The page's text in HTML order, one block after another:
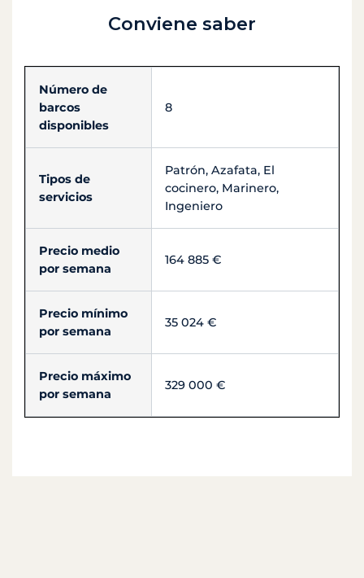
Conviene saber
Número de
barcos
disponibles
8
Tipos de
servicios
Patrón, Azafata, El
cocinero, Marinero,
Ingeniero
Precio medio
por semana
164 885 €
Precio mínimo
por semana
35 024 €
Precio máximo
por semana
329 000 €